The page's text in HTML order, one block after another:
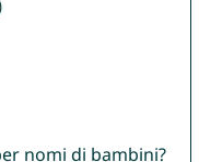
nomi di bambini?